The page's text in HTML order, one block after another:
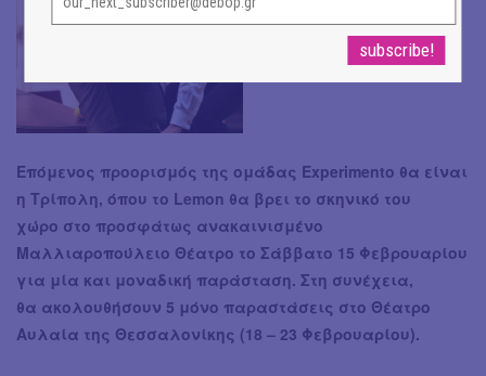
Επόμενος προορισμός της ομάδας Experimento θα είναι
η Τρίπολη, όπου το Lemon θα βρει το σκηνικό του
χώρο στο προσφάτως ανακαινισμένο
Μαλλιαροπούλειο Θέατρο το Σάββατο 15 Φεβρουαρίου
για μία και μοναδική παράσταση. Στη συνέχεια,
θα ακολουθήσουν 5 μόνο παραστάσεις στο Θέατρο
Αυλαία της Θεσσαλονίκης (18 – 23 Φεβρουαρίου).